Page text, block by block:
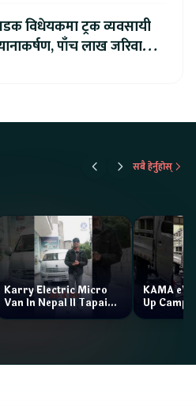
विधेयकमा ट्रक व्यवसायी
पाँच लाख जरिवाना
सबै हेर्नुहोस्
Karry Electric Micro
Van In Nepal II Tapaiko
Bazar II Jankari
KAMA eV
Up Camp